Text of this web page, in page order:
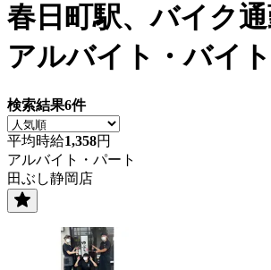
春日町駅、バイク
アルバイト・バイ
検索結果6件
平均時給1,358円
アルバイト・パート
田ぶし静岡店